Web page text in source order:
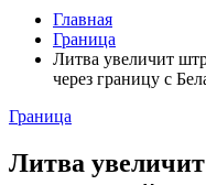
Главная
Граница
Литва увеличит
через границу с
Граница
Литва